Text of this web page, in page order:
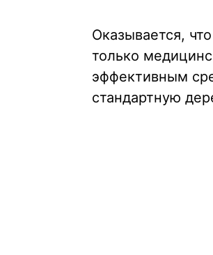
Оказывается,
только
эффективным
стандартную